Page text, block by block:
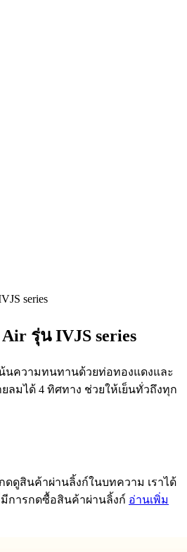
series
รุ่น IVJS series
น้นความทนทานด้วยท่อทองแดงและ
ลมได้ 4 ทิศทาง ช่วยให้เย็นทั่วถึงทุก
ดดูสินค้าผ่านลิ้งก์ในบทความ เราได้
การกดซื้อสินค้าผ่านลิ้งก์ อ่านเพิ่ม